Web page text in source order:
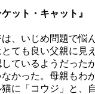
ット・キャット』
、いじめ問題で悩
ても良い父親に見
ているようだった
かった。母親もわ
に「コウジ」と、